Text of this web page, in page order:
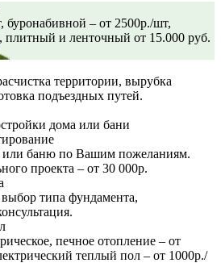
буронабивной – от 2500р./шт,
плитный и ленточный от 15.000 руб.
территории, вырубка
подъездных путей.
дома или бани
баню по Вашим пожеланиям.
проекта – от 30 000р.
типа фундамента,
печное отопление – от
теплый пол – от 1000р./